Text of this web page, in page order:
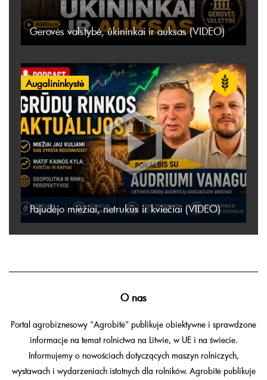
Gerovės valstybė, ūkininkai ir auksas (VIDEO)
Augalininkystė
Pajudėjo miežiai, netrukus ir kviečiai (VIDEO)
O nas
Portal agrobiznesowy "Agrobitė" publikuje obiektywne i sprawdzone
informacje na temat rolnictwa na Litwie, w UE i na świecie.
Informujemy o nowościach dotyczących maszyn rolniczych,
wystawach i wydarzeniach istotnych dla rolników. Agrobitė publikuje